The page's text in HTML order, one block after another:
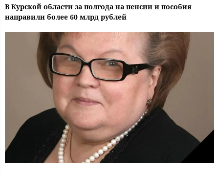
В Курской области за полгода на пенсии и пособия
направили более 60 млрд рублей